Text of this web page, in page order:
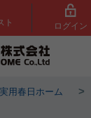
ト ログイン
用春日ホーム >